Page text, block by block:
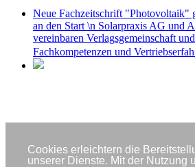
Cookies erleichtern die
unserer Dienste. Mit der Nutzung
Neue Fachzeitschrift "Photovoltaik"
an den Start \n Solarpraxis AG und
vereinbaren Verlagsgemeinschaft
Fachkompetenzen und
Partner
Impressum